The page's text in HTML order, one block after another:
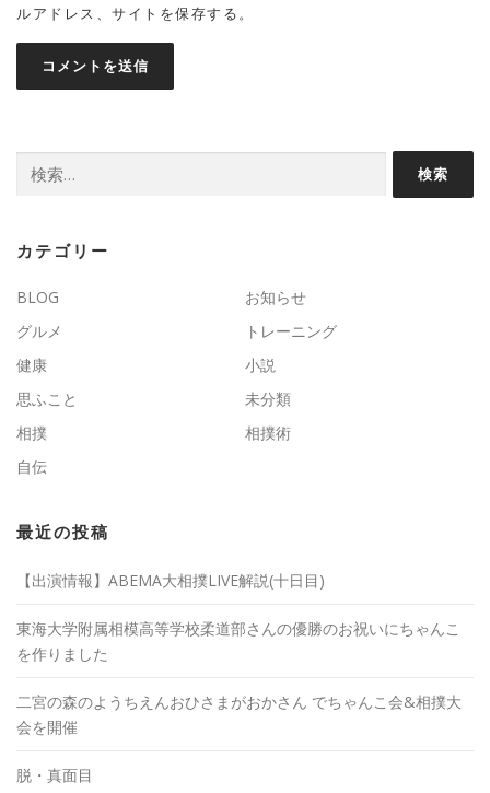
ルアドレス、サイトを保存する。
索:
カテゴリー
BLOG
お知らせ
グルメ
トレーニング
健康
小説
思ふこと
未分類
相撲
相撲術
自伝
最近の投稿
【出演情報】ABEMA大相撲LIVE解説(十日目)
東海大学附属相模高等学校柔道部さんの優勝のお祝いにちゃんこ
を作りました
二宮の森のようちえんおひさまがおかさん でちゃんこ会&相撲大
会を開催
脱・真面目